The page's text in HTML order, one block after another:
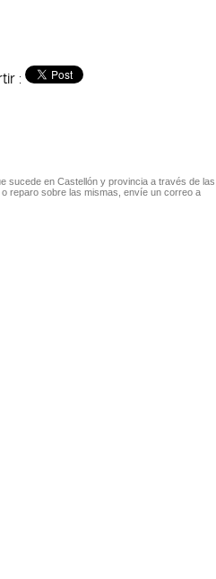
:
sucede en Castellón y provincia a través de las
reparo sobre las mismas, envíe un correo a